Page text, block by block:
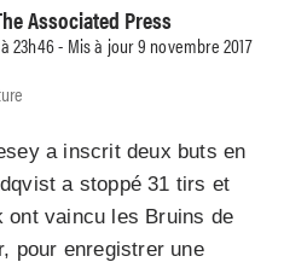
Associated Press
23h46 - Mis à jour 9 novembre 2017
a inscrit deux buts en
a stoppé 31 tirs et
ont vaincu les Bruins de
pour enregistrer une